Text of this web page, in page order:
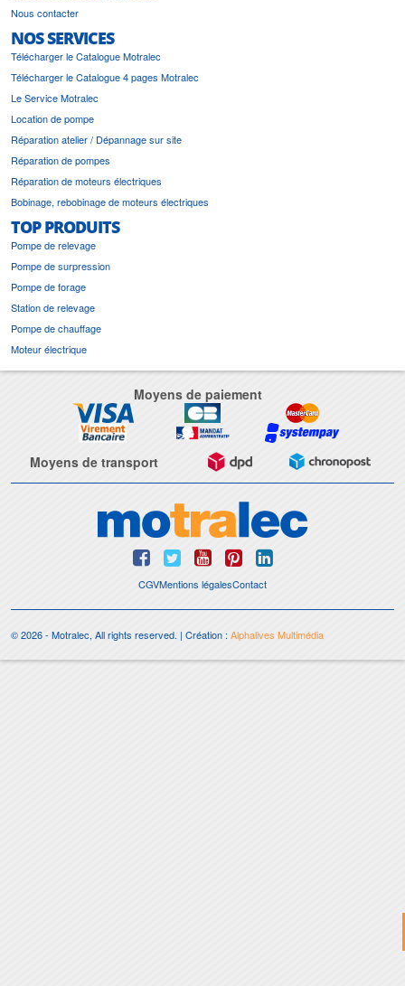
Nous contacter
NOS SERVICES
Télécharger le Catalogue Motralec
Télécharger le Catalogue 4 pages Motralec
Le Service Motralec
Location de pompe
Réparation atelier / Dépannage sur site
Réparation de pompes
Réparation de moteurs électriques
Bobinage, rebobinage de moteurs électriques
TOP PRODUITS
Pompe de relevage
Pompe de surpression
Pompe de forage
Station de relevage
Pompe de chauffage
Moteur électrique
Moyens de paiement
Moyens de transport
CGVMentions légalesContact
© 2026 - Motralec, All rights reserved. | Création : Alphalives Multimédia